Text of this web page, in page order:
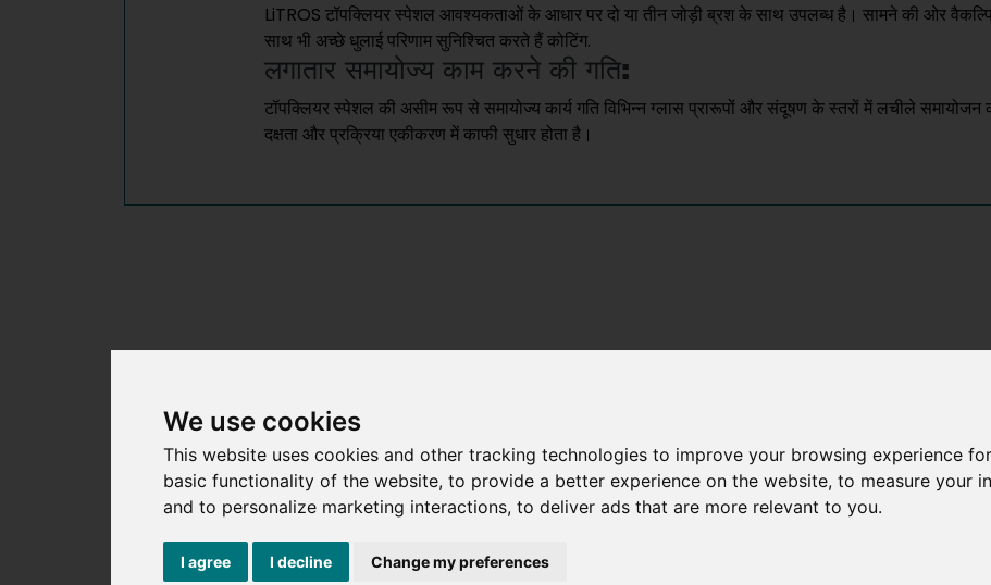
We use cookies
This website uses cookies and other tracking technologies to improve your browsing experience
basic functionality of the website, to provide a better experience on the website, to measure your
and to personalize marketing interactions, to deliver ads that are more relevant to you.
I agree I decline Change my preferences
LiTROS टॉपक्लियर स्पेशल आवश्यकताओं के आधार पर दो या तीन जोड़ी ब्रश के साथ उपलब्ध है। सामने की ओर
साथ भी अच्छे धुलाई परिणाम सुनिश्चित करते हैं कोटिंग.
लगातार समायोज्य काम करने की गति:
टॉपक्लियर स्पेशल की असीम रूप से समायोज्य कार्य गति विभिन्न ग्लास प्रारूपों और संदूषण के स्तरों में लचीले समायोजन
दक्षता और प्रक्रिया एकीकरण में काफी सुधार होता है।
LiTROS टॉपक्लियर स्पेशल
यहां आप हमारी सभी प्रासंगिक विशेषताओं को पा सकते हैं मशीन.
संपर्क करें
ग्लास मोटाई: 4 -